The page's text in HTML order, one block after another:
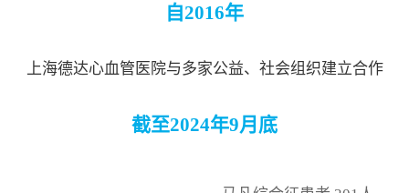
自2016年
上海德达心血管医院与多家公益、社会组织建立合作
截至2024年9月底